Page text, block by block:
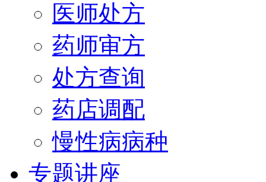
医师处方
药师审方
处方查询
药店调配
慢性病病种
专题讲座